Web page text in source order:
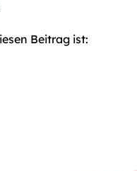
Beitrag ist: